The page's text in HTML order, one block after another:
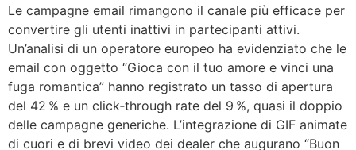
Le campagne email rimangono il canale più efficace per
convertire gli utenti inattivi in partecipanti attivi.
Un’analisi di un operatore europeo ha evidenziato che le
email con oggetto “Gioca con il tuo amore e vinci una
fuga romantica” hanno registrato un tasso di apertura
del 42 % e un click‑through rate del 9 %, quasi il doppio
delle campagne generiche. L’integrazione di GIF animate
di cuori e di brevi video dei dealer che augurano “Buon